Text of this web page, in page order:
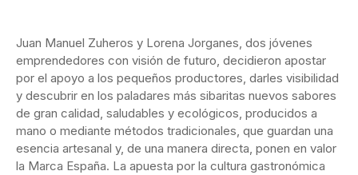
Juan Manuel Zuheros y Lorena Jorganes, dos jóvenes
emprendedores con visión de futuro, decidieron apostar
por el apoyo a los pequeños productores, darles visibilidad
y descubrir en los paladares más sibaritas nuevos sabores
de gran calidad, saludables y ecológicos, producidos a
mano o mediante métodos tradicionales, que guardan una
esencia artesanal y, de una manera directa, ponen en valor
la Marca España. La apuesta por la cultura gastronómica